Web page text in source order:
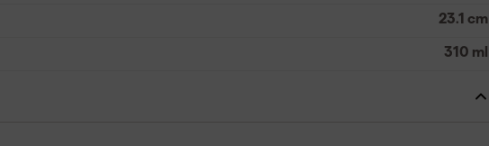
23.1 cm
310 ml